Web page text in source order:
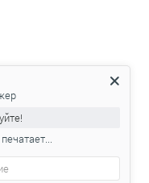
веб-сайте
печатает...